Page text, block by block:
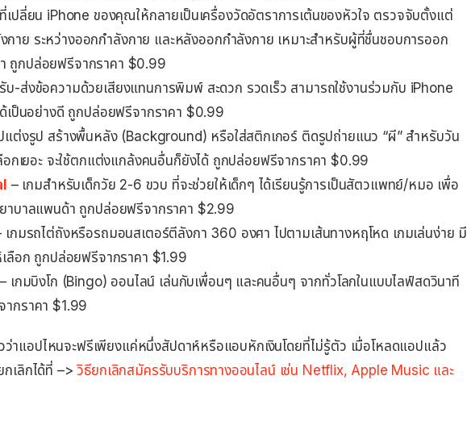
เปลี่ยน iPhone ของคุณให้กลายเป็นเครื่องวัดอัตราการเต้นของหัวใจ ตรวจจับตั้งแต่
าย ระหว่างออกกำลังกาย และหลังออกกำลังกาย เหมาะสำหรับผู้ที่ชื่นชอบการออก
ถูกปล่อยฟรีจากราคา $0.99
-ส่งข้อความด้วยเสียงแทนการพิมพ์ สะดวก รวดเร็ว สามารถใช้งานร่วมกับ iPhone
เป็นอย่างดี ถูกปล่อยฟรีจากราคา $0.99
แต่งรูป สร้างพื้นหลัง (Background) หรือใส่สติกเกอร์ ติดรูปถ่ายแนว “ผี” สำหรับวัน
อกเยอะ จะใช้ตกแต่งแกล้งคนอื่นก็ยังได้ ถูกปล่อยฟรีจากราคา $0.99
– เกมสำหรับเด็กวัย 2-6 ขวบ ที่จะช่วยให้เด็กๆ ได้เรียนรู้การเป็นสัตวแพทย์/หมอ เพื่อ
าบาลแพนด้า ถูกปล่อยฟรีจากราคา $2.99
เกมรถไต่ถังหรือรถมอนสเตอร์ตีลังกา 360 องศา ไปตามเส้นทางหฤโหด เกมเล่นง่าย มี
ลือก ถูกปล่อยฟรีจากราคา $1.99
– เกมบิงโก (Bingo) ออนไลน์ เล่นกับเพื่อนๆ และคนอื่นๆ จากทั่วโลกในแบบไลฟ์สดวินาที
กราคา $1.99
ว่าแอปไหนจะฟรีเพียงแค่หนึ่งสัปดาห์หรือแอบหักเงินโดยที่ไม่รู้ตัว เมื่อโหลดแอปแล้ว
กเลิกได้ที่ –>วิธียกเลิกสมัครรับบริการทางออนไลน์ เช่น Netflix, Apple Music และ